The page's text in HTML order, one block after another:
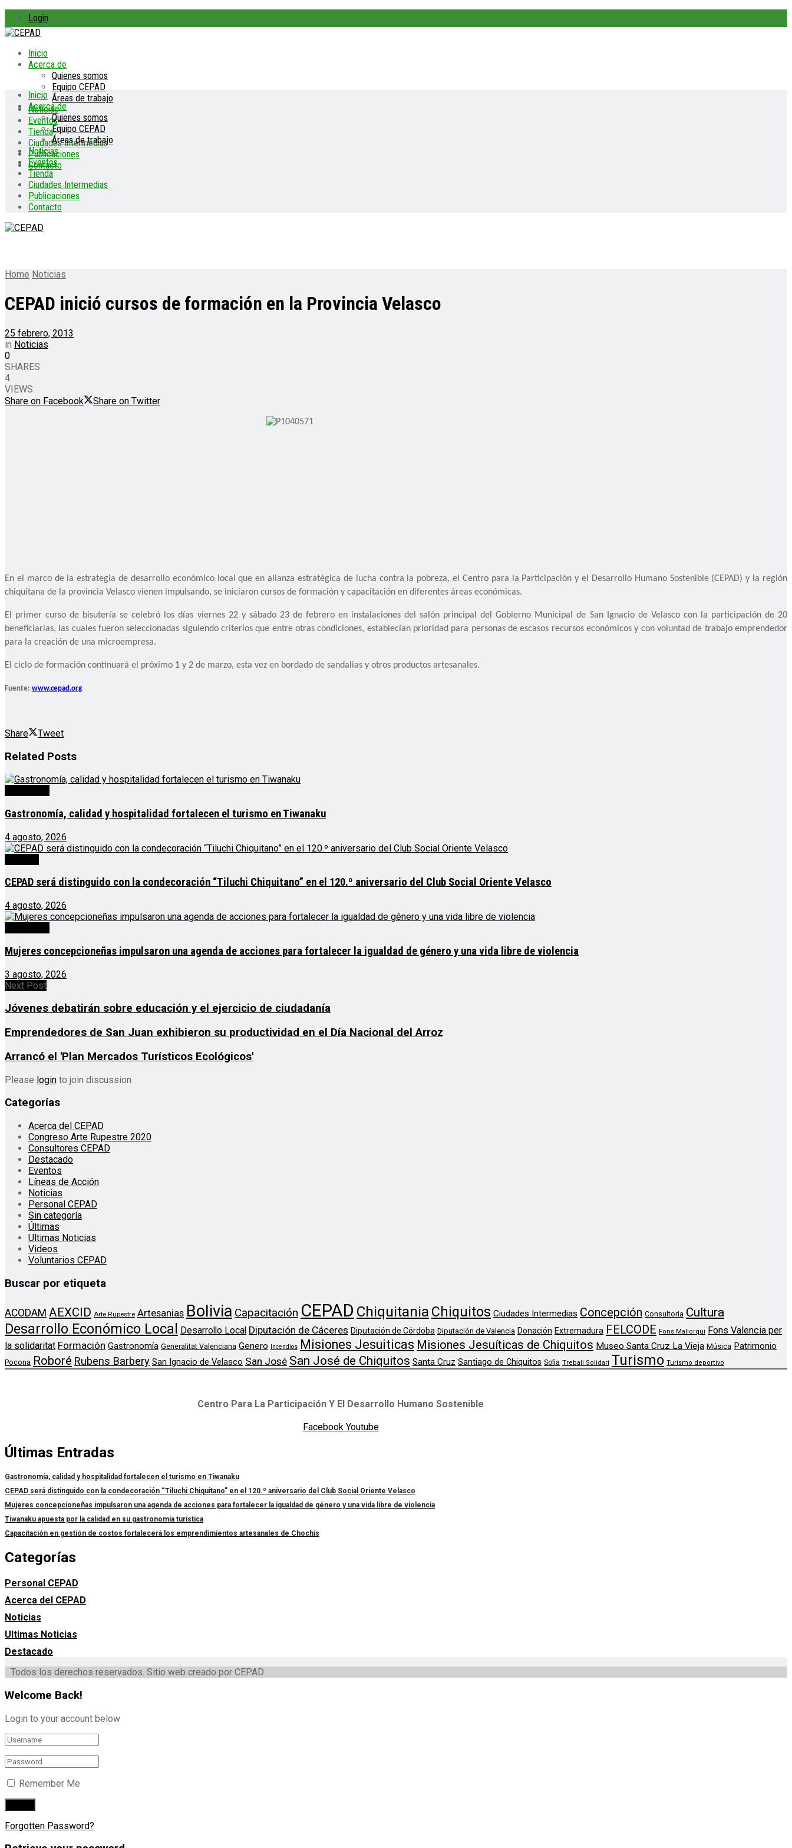
Login
Inicio
Acerca de
Quienes somos
Equipo CEPAD
Áreas de trabajo
Noticias
Eventos
Tienda
Ciudades Intermedias
Publicaciones
Contacto
Inicio
Acerca de
Quienes somos
Equipo CEPAD
Áreas de trabajo
Noticias
Eventos
Tienda
Ciudades Intermedias
Publicaciones
Contacto
Home Noticias
CEPAD inició cursos de formación en la Provincia Velasco
25 febrero, 2013
in Noticias
0
SHARES
4
VIEWS
Share on Facebook
Share on Twitter
En el marco de la estrategia de desarrollo económico local que en alianza estratégica de lucha contra la pobreza, el Centro para la Participación y el Desarrollo Humano Sostenible (CEPAD) y la región
chiquitana de la provincia Velasco vienen impulsando, se iniciaron cursos de formación y capacitación en diferentes áreas económicas.
El primer curso de bisutería se celebró los días viernes 22 y sábado 23 de febrero en instalaciones del salón principal del Gobierno Municipal de San Ignacio de Velasco con la participación de 20
beneficiarias, las cuales fueron seleccionadas siguiendo criterios que entre otras condiciones, establecían prioridad para personas de escasos recursos económicos y con voluntad de trabajo emprendedor
para la creación de una microempresa.
El ciclo de formación continuará el próximo 1 y 2 de marzo, esta vez en bordado de sandalias y otros productos artesanales.
Fuente: www.cepad.org
Share Tweet
Related Posts
Gastronomía, calidad y hospitalidad fortalecen el turismo en Tiwanaku
4 agosto, 2026
CEPAD será distinguido con la condecoración “Tiluchi Chiquitano” en el 120.º aniversario del Club Social Oriente Velasco
4 agosto, 2026
Mujeres concepcioneñas impulsaron una agenda de acciones para fortalecer la igualdad de género y una vida libre de violencia
3 agosto, 2026
Next Post
Jóvenes debatirán sobre educación y el ejercicio de ciudadanía
Emprendedores de San Juan exhibieron su productividad en el Día Nacional del Arroz
Arrancó el 'Plan Mercados Turísticos Ecológicos'
Please login to join discussion
Categorías
Acerca del CEPAD
Congreso Arte Rupestre 2020
Consultores CEPAD
Destacado
Eventos
Líneas de Acción
Noticias
Personal CEPAD
Sin categoría
Últimas
Ultimas Noticias
Videos
Voluntarios CEPAD
Buscar por etiqueta
ACODAM AEXCID Arte Rupestre Artesanias Bolivia Capacitación CEPAD Chiquitania Chiquitos Ciudades Intermedias Concepción Consultoria Cultura
Desarrollo Económico Local Desarrollo Local Diputación de Cáceres Diputación de Córdoba Diputación de Valencia Donación Extremadura FELCODE Fons Mallorqui
Fons Valencia per
la solidaritat Formación Gastronomía Generalitat Valenciana Genero Incendios Misiones Jesuiticas Misiones Jesuíticas de Chiquitos Museo Santa Cruz La Vieja Música Patrimonio
Pocona Roboré Rubens Barbery San Ignacio de Velasco San José San José de Chiquitos Santa Cruz Santiago de Chiquitos Sofia Treball Solidari Turismo Turismo deportivo
Centro Para La Participación Y El Desarrollo Humano Sostenible
Facebook Youtube
Últimas Entradas
Gastronomía, calidad y hospitalidad fortalecen el turismo en Tiwanaku
CEPAD será distinguido con la condecoración “Tiluchi Chiquitano” en el 120.º aniversario del Club Social Oriente Velasco
Mujeres concepcioneñas impulsaron una agenda de acciones para fortalecer la igualdad de género y una vida libre de violencia
Tiwanaku apuesta por la calidad en su gastronomía turística
Capacitación en gestión de costos fortalecerá los emprendimientos artesanales de Chochís
Categorías
Personal CEPAD
Acerca del CEPAD
Noticias
Ultimas Noticias
Destacado
Todos los derechos reservados. Sitio web creado por CEPAD
Welcome Back!
Login to your account below
Remember Me
Forgotten Password?